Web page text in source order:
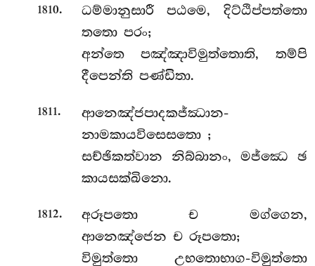
1810.
ධම්මානුසාරී පඨමෙ, දිට්ඨිප්පත්තො
තතො පරං;
අන්තෙ පඤ්ඤාවිමුත්තොති, තම්පි
දීපෙන්ති පණ්ඩිතා.
1811.
ආනෙඤ්ජපාදකජ්ඣාන-
නාමකායවිසෙසතො ;
සච්ඡිකත්වාන නිබ්බානං, මජ්ඣෙ ඡ
කායසක්ඛිනො.
1812.
අරූපතො ච මග්ගෙන,
ආනෙඤ්ජෙන ච රූපතො;
විමුත්තො උභතොභාග-විමුත්තො